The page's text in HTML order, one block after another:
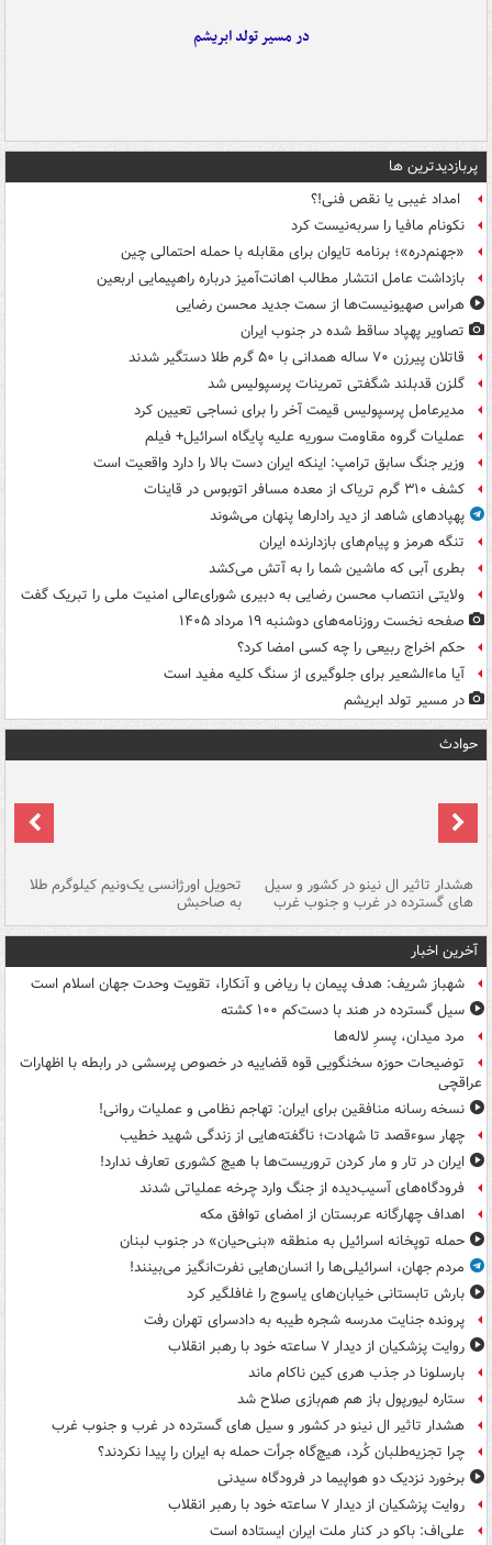
در مسیر تولد ابریشم
پربازدیدترین ها
امداد غیبی یا نقص فنی!؟
نکونام مافیا را سربه‌نیست کرد
«جهنم‌دره»؛ برنامه تایوان برای مقابله با حمله احتمالی چین
بازداشت عامل انتشار مطالب اهانت‌آمیز درباره راهپیمایی اربعین
هراس صهیونیست‌ها از سمت جدید محسن رضایی
تصاویر پهپاد ساقط شده در جنوب ایران
قاتلان پیرزن ۷۰ ساله همدانی با ۵۰ گرم طلا دستگیر شدند
گلزن قدبلند شگفتی تمرینات پرسپولیس شد
مدیرعامل پرسپولیس قیمت آخر را برای نساجی تعیین کرد
عملیات گروه مقاومت سوریه علیه پایگاه اسرائیل+ فیلم
وزیر جنگ سابق ترامپ: اینکه ایران دست بالا را دارد واقعیت است
کشف ۳۱۰ گرم تریاک از معده مسافر اتوبوس در قاینات
پهپادهای شاهد از دید رادارها پنهان می‌شوند
تنگه هرمز و پیام‌های بازدارنده ایران
بطری آبی که ماشین شما را به آتش می‌کشد
ولایتی انتصاب محسن رضایی به دبیری شورای‌عالی امنیت ملی را تبریک گفت
صفحه نخست روزنامه‌های دوشنبه ۱۹ مرداد ۱۴۰۵
حکم اخراج ربیعی را چه کسی امضا کرد؟
آیا ماءالشعیر برای جلوگیری از سنگ کلیه مفید است
در مسیر تولد ابریشم
حوادث
هشدار تاثیر ال نینو در کشور و سیل
های گسترده در غرب و جنوب غرب
تحویل اورژانسی یک‌ونیم کیلوگرم طلا
به صاحبش
آخرین اخبار
شهباز شریف: هدف پیمان با ریاض و آنکارا، تقویت وحدت جهان اسلام است
سیل گسترده در هند با دست‌کم ۱۰۰ کشته
مرد میدان، پسرِ لاله‌ها
توضیحات حوزه سخنگویی قوه قضاییه در خصوص پرسشی در رابطه با اظهارات
عراقچی
نسخه رسانه منافقین برای ایران: تهاجم نظامی و عملیات روانی!
چهار سوءقصد تا شهادت؛ ناگفته‌هایی از زندگی شهید خطیب
ایران در تار و مار کردن تروریست‌ها با هیچ کشوری تعارف ندارد!
فرودگاه‌های آسیب‌دیده از جنگ وارد چرخه عملیاتی شدند
اهداف چهارگانه عربستان از امضای توافق مکه
حمله توپخانه اسرائیل به منطقه «بنی‌حیان» در جنوب لبنان
مردم جهان، اسرائیلی‌ها را انسان‌هایی نفرت‌انگیز می‌بینند!
بارش تابستانی خیابان‌های یاسوج را غافلگیر کرد
پرونده جنایت مدرسه شجره طیبه به دادسرای تهران رفت
روایت پزشکیان از دیدار ۷ ساعته خود با رهبر انقلاب
بارسلونا در جذب هری کین ناکام ماند
ستاره لیورپول باز هم هم‌بازی صلاح شد
هشدار تاثیر ال نینو در کشور و سیل های گسترده در غرب و جنوب غرب
چرا تجزیه‌طلبان کُرد، هیچ‌گاه جرأت حمله به ایران را پیدا نکردند؟
برخورد نزدیک دو هواپیما در فرودگاه سیدنی
روایت پزشکیان از دیدار ۷ ساعته خود با رهبر انقلاب
علی‌اف: باکو در کنار ملت ایران ایستاده است